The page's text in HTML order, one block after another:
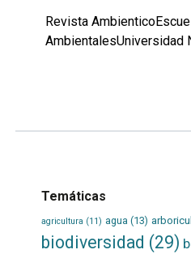
Revista
AmbientalesUniversidad
Temáticas
agricultura (11) agua (13)
biodiversidad (29)